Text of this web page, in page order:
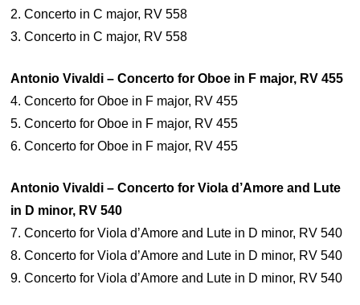
2. Concerto in C major, RV 558
3. Concerto in C major, RV 558
Antonio Vivaldi – Concerto for Oboe in F major, RV 455
4. Concerto for Oboe in F major, RV 455
5. Concerto for Oboe in F major, RV 455
6. Concerto for Oboe in F major, RV 455
Antonio Vivaldi – Concerto for Viola d’Amore and Lute
in D minor, RV 540
7. Concerto for Viola d’Amore and Lute in D minor, RV 540
8. Concerto for Viola d’Amore and Lute in D minor, RV 540
9. Concerto for Viola d’Amore and Lute in D minor, RV 540